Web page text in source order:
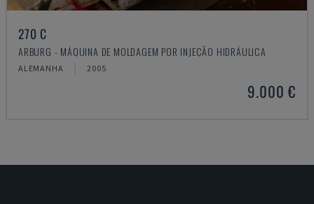
270 C
ARBURG - MÁQUINA DE MOLDAGEM POR INJEÇÃO HIDRÁULICA
ALEMANHA 2005
9.000 €